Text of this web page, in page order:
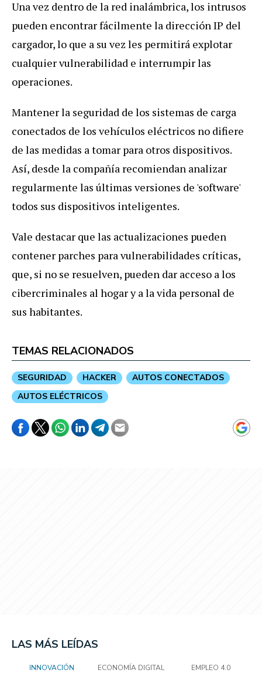
Una vez dentro de la red inalámbrica, los intrusos
pueden encontrar fácilmente la dirección IP del
cargador, lo que a su vez les permitirá explotar
cualquier vulnerabilidad e interrumpir las
operaciones.
Mantener la seguridad de los sistemas de carga
conectados de los vehículos eléctricos no difiere
de las medidas a tomar para otros dispositivos.
Así, desde la compañía recomiendan analizar
regularmente las últimas versiones de 'software'
todos sus dispositivos inteligentes.
Vale destacar que las actualizaciones pueden
contener parches para vulnerabilidades críticas,
que, si no se resuelven, pueden dar acceso a los
cibercriminales al hogar y a la vida personal de
sus habitantes.
TEMAS RELACIONADOS
SEGURIDAD HACKER
AUTOS CONECTADOS
AUTOS ELÉCTRICOS
LAS MÁS LEÍDAS
INNOVACIÓN ECONOMÍA DIGITAL EMPLEO 4.0